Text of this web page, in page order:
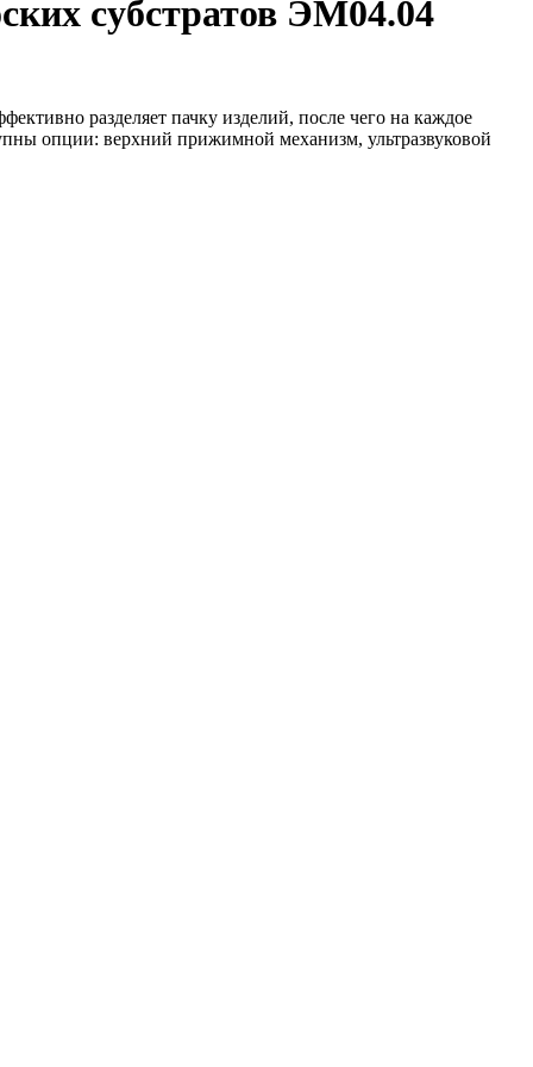
субстратов ЭМ04.04
разделяет пачку изделий, после чего на каждое
опции: верхний прижимной механизм, ультразвуковой